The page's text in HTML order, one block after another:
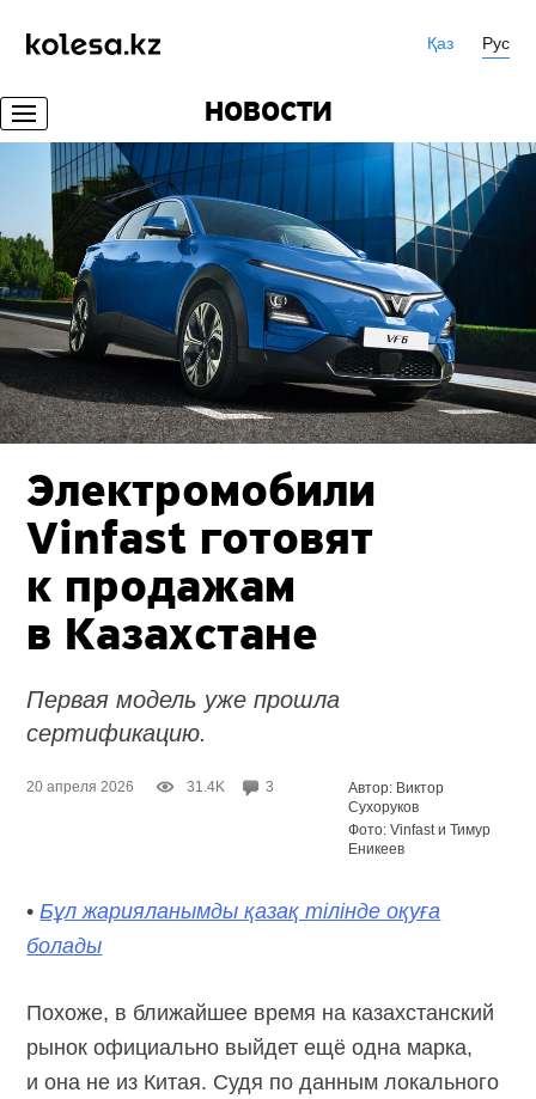
Қаз Рус
НОВОСТИ
Электромобили
Vinfast готовят
к продажам
в Казахстане
Первая модель уже прошла
сертификацию.
20 апреля 2026 31.4K 3
Автор: Виктор
Сухоруков
Фото: Vinfast и Тимур
Еникеев
•Бұл жарияланымды қазақ тілінде оқуға
болады
Похоже, в ближайшее время на казахстанский
рынок официально выйдет ещё одна марка,
и она не из Китая. Судя по данным локального